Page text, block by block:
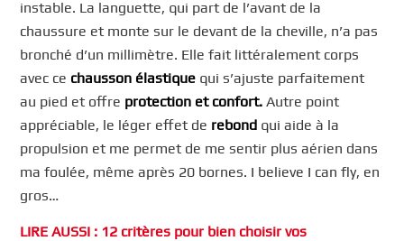
instable. La languette, qui part de l’avant de la
chaussure et monte sur le devant de la cheville, n’a pas
bronché d’un millimètre. Elle fait littéralement corps
avec ce chausson élastique qui s’ajuste parfaitement
au pied et offre protection et confort. Autre point
appréciable, le léger effet de rebond qui aide à la
propulsion et me permet de me sentir plus aérien dans
ma foulée, même après 20 bornes. I believe I can fly, en
gros…
LIRE AUSSI : 12 critères pour bien choisir vos